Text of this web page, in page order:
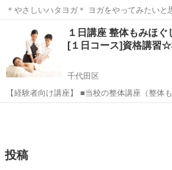
＊やさしいハタヨガ＊ ヨガをやってみたいと思いつつ、マットがない
な、ヨガウェアはどうしよう…となかなか始
めのクラスです。 柔術のスタジオで床は柔ら
すので、ヨガマットは不要...
蒲田駅 その他 ハ
１日講座 整体もみほぐ
[１日コース]資格講習
千代田区
【経験者向け講座】 ■当校の整体講座（整体
バランス整体など）を受講された方 または、
投稿